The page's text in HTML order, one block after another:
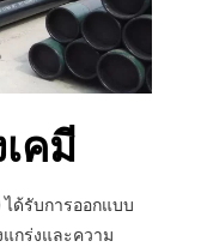
คมี
ได้รับการออกแบบ
กร่งและความ